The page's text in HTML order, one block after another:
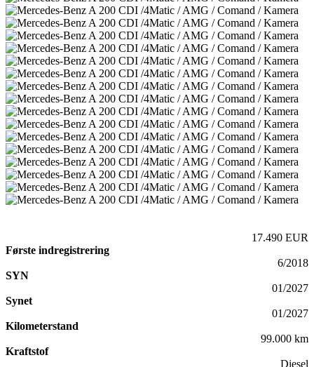
17.490 EUR
Første indregistrering
6/2018
SYN
01/2027
Synet
01/2027
Kilometerstand
99.000 km
Kraftstof
Diesel